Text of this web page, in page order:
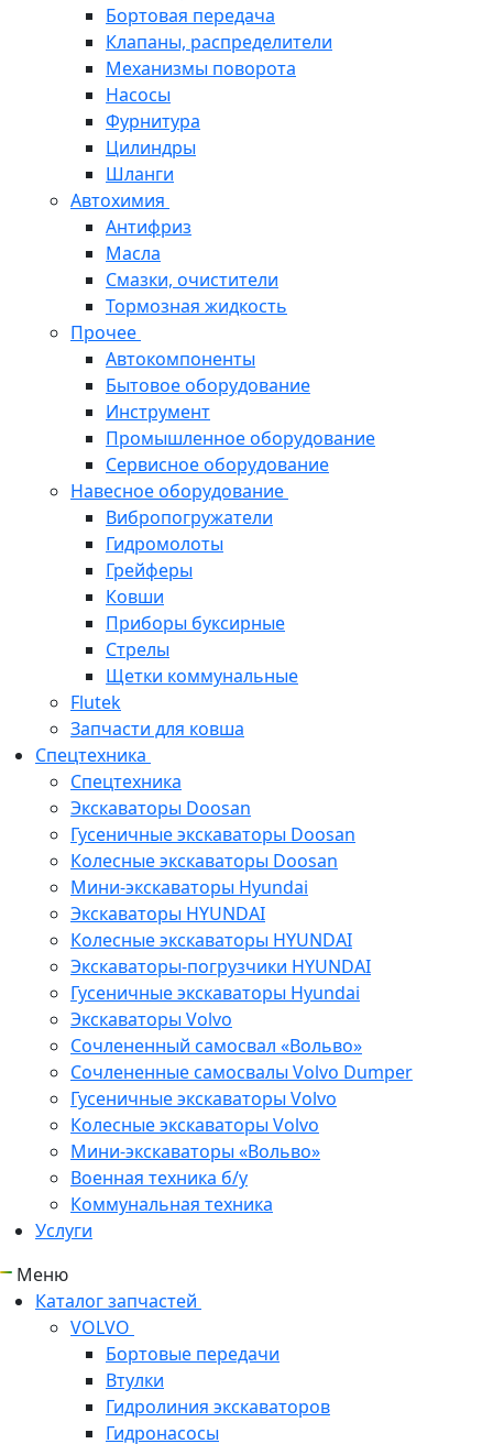
Бортовая передача
Клапаны, распределители
Механизмы поворота
Насосы
Фурнитура
Цилиндры
Шланги
Автохимия
Антифриз
Масла
Смазки, очистители
Тормозная жидкость
Прочее
Автокомпоненты
Бытовое оборудование
Инструмент
Промышленное оборудование
Сервисное оборудование
Навесное оборудование
Вибропогружатели
Гидромолоты
Грейферы
Ковши
Приборы буксирные
Стрелы
Щетки коммунальные
Flutek
Запчасти для ковша
Спецтехника
Спецтехника
Экскаваторы Doosan
Гусеничные экскаваторы Doosan
Колесные экскаваторы Doosan
Мини-экскаваторы Hyundai
Экскаваторы HYUNDAI
Колесные экскаваторы HYUNDAI
Экскаваторы-погрузчики HYUNDAI
Гусеничные экскаваторы Hyundai
Экскаваторы Volvo
Сочлененный самосвал «Вольво»
Сочлененные самосвалы Volvo Dumper
Гусеничные экскаваторы Volvo
Колесные экскаваторы Volvo
Мини-экскаваторы «Вольво»
Военная техника б/у
Коммунальная техника
Услуги
Меню
Каталог запчастей
VOLVO
Бортовые передачи
Втулки
Гидролиния экскаваторов
Гидронасосы